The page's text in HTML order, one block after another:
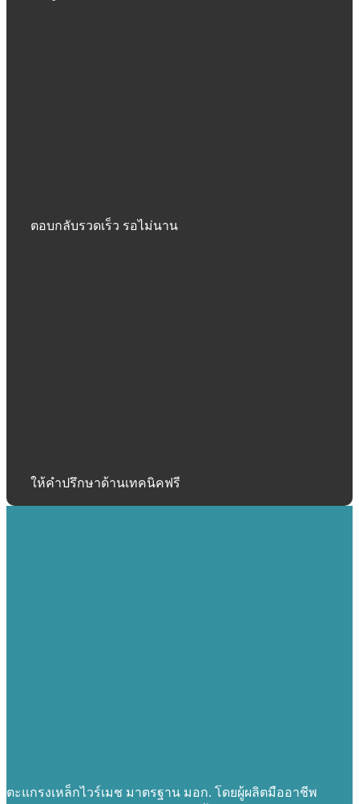
ตอบกลับรวดเร็ว รอไม่นาน
ให้คำปรึกษาด้านเทคนิคฟรี
ตะแกรงเหล็กไวร์เมช มาตรฐาน มอก. โดยผู้ผลิตมืออาชีพ